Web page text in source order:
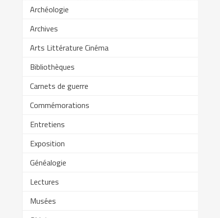
Archéologie
Archives
Arts Littérature Cinéma
Bibliothèques
Carnets de guerre
Commémorations
Entretiens
Exposition
Généalogie
Lectures
Musées